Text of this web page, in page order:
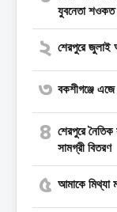
যুবনেতা শওকত
২ শেরপুরে জুলাই
৩ বকশীগঞ্জে এজে
৪ শেরপুরে
সামগ্রী বিতরণ
৫ আমাকে মিথ্যা